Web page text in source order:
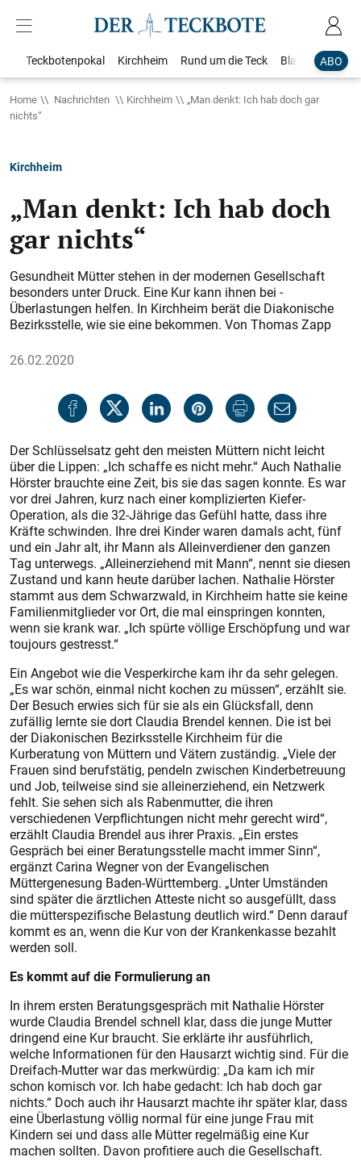
ABO
Teckbotenpokal Kirchheim Rund um die Teck Blaulicht
Home Nachrichten Kirchheim
„Man denkt: Ich hab doch gar
nichts“
Kirchheim
„Man denkt: Ich hab doch
gar nichts“
Gesundheit Mütter stehen in der modernen Gesellschaft
besonders unter Druck. Eine Kur kann ihnen bei ­
Überlastungen helfen. In Kirchheim berät die Diakonische
Bezirksstelle, wie sie eine bekommen. Von Thomas Zapp
26.02.2020
Der Schlüsselsatz geht den meisten Müttern nicht leicht
über die Lippen: „Ich schaffe es nicht mehr.“ Auch Nathalie
Hörster brauchte eine Zeit, bis sie das sagen konnte. Es war
vor drei Jahren, kurz nach einer komplizierten Kiefer-
Operation, als die 32-Jährige das Gefühl hatte, dass ihre
Kräfte schwinden. Ihre drei Kinder waren damals acht, fünf
und ein Jahr alt, ihr Mann als Alleinverdiener den ganzen
Tag unterwegs. „Alleinerziehend mit Mann“, nennt sie diesen
Zustand und kann heute darüber lachen. Nathalie Hörster
stammt aus dem Schwarzwald, in Kirchheim hatte sie keine
Familienmitglieder vor Ort, die mal einspringen konnten,
wenn sie krank war. „Ich spürte völlige Erschöpfung und war
toujours gestresst.“
Ein Angebot wie die Vesperkirche kam ihr da sehr gelegen.
„Es war schön, einmal nicht kochen zu müssen“, erzählt sie.
Der Besuch erwies sich für sie als ein Glücksfall, denn
zufällig lernte sie dort Claudia Brendel kennen. Die ist bei
der Diakonischen Bezirksstelle Kirchheim für die
Kurberatung von Müttern und Vätern zuständig. „Viele der
Frauen sind berufstätig, pendeln zwischen Kinderbetreuung
und Job, teilweise sind sie alleinerziehend, ein Netzwerk
fehlt. Sie sehen sich als Rabenmutter, die ihren
verschiedenen Verpflichtungen nicht mehr gerecht wird“,
erzählt Claudia Brendel aus ihrer Praxis. „Ein erstes
Gespräch bei einer Beratungsstelle macht immer Sinn“,
ergänzt Carina Wegner von der Evangelischen
Müttergenesung Baden-Württemberg. „Unter Umständen
sind später die ärztlichen Atteste nicht so ausgefüllt, dass
die mütterspezifische Belastung deutlich wird.“ Denn darauf
kommt es an, wenn die Kur von der Krankenkasse bezahlt
werden soll.
Es kommt auf die Formulierung an
In ihrem ersten Beratungsgespräch mit Nathalie Hörster
wurde Claudia Brendel schnell klar, dass die junge Mutter
dringend eine Kur braucht. Sie erklärte ihr ausführlich,
welche Informationen für den Hausarzt wichtig sind. Für die
Dreifach-Mutter war das merkwürdig: „Da kam ich mir
schon komisch vor. Ich habe gedacht: Ich hab doch gar
nichts.“ Doch auch ihr Hausarzt machte ihr später klar, dass
eine Überlastung völlig normal für eine junge Frau mit
Kindern sei und dass alle Mütter regelmäßig eine Kur
machen sollten. Davon profitiere auch die Gesellschaft.